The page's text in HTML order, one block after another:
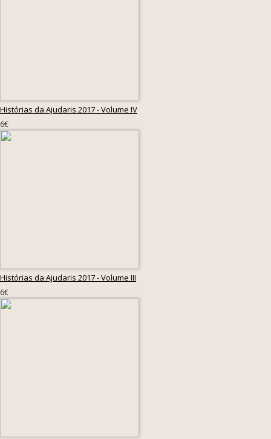
Histórias da Ajudaris 2017 - Volume IV
6€
Histórias da Ajudaris 2017 - Volume III
6€